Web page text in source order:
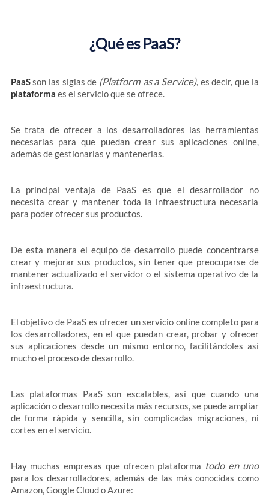
¿Qué es PaaS?
PaaSson las siglas de (Platform as a Service), es decir, que la
plataforma es el servicio que se ofrece.
Se trata de ofrecer a los desarrolladores las herramientas
necesarias para que puedan crear sus aplicaciones online,
además de gestionarlas y mantenerlas.
La principal ventaja de PaaS es que el desarrollador no
necesita crear y mantener toda la infraestructura necesaria
para poder ofrecer sus productos.
De esta manera el equipo de desarrollo puede concentrarse
crear y mejorar sus productos, sin tener que preocuparse de
mantener actualizado el servidor o el sistema operativo de la
infraestructura.
El objetivo de PaaS es ofrecer un servicio online completo para
los desarrolladores, en el que puedan crear, probar y ofrecer
sus aplicaciones desde un mismo entorno, facilitándoles así
mucho el proceso de desarrollo.
Las plataformas PaaS son escalables, así que cuando una
aplicación o desarrollo necesita más recursos, se puede ampliar
de forma rápida y sencilla, sin complicadas migraciones, ni
cortes en el servicio.
Hay muchas empresas que ofrecen plataforma todo en uno
para los desarrolladores, además de las más conocidas como
Amazon, Google Cloud o Azure: